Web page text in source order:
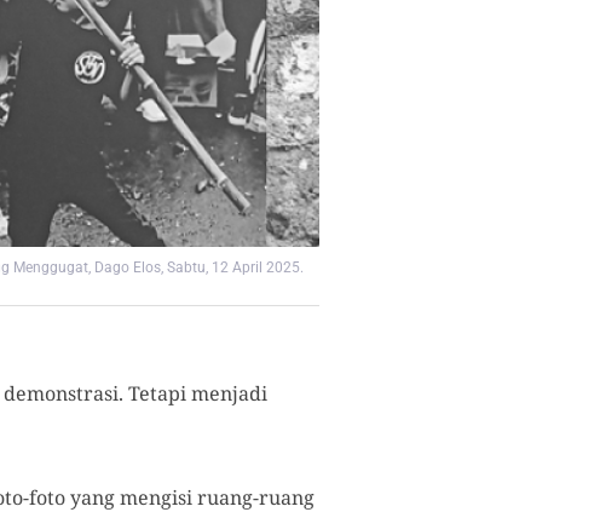
Dago Elos, Sabtu, 12 April 2025.
Tetapi menjadi
foto yang mengisi ruang-ruang